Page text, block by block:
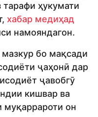
тарафи ҳукумати
хабар медиҳад
намояндагон.
бо мақсади
ҷаҳонӣ дар
ҷавобгӯ
кишвар ва
муқаррароти он